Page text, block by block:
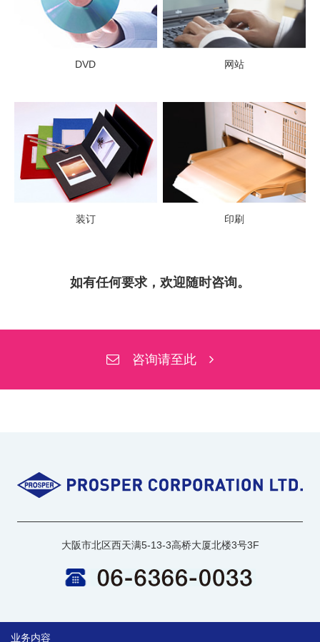
DVD 网站
装订 印刷
如有任何要求，欢迎随时咨询。
咨询请至此
大阪市北区西天满5-13-3高桥大厦北楼3号3F
业务内容